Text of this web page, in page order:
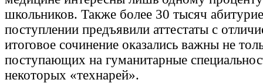
школьников. Также более 30 тысяч
поступлении предъявили аттестаты с
итоговое сочинение оказались важны не
поступающих на гуманитарные
некоторых «технарей».